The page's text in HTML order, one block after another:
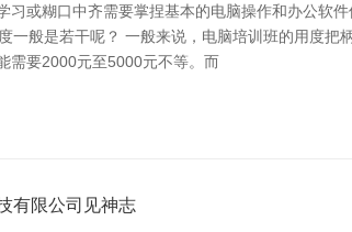
或糊口中齐需要掌捏基本的电脑操作和办公软
般是若干呢？ 一般来说，电脑培训班的用度把
需要2000元至5000元不等。而
有限公司见神志